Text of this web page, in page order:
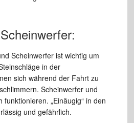
Scheinwerfer ist wichtig um
in der
sich während der Fahrt zu
Scheinwerfer und
„Einäugig“ in den
und gefährlich.